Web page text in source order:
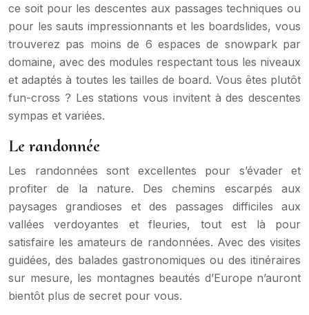
ce soit pour les descentes aux passages techniques ou
pour les sauts impressionnants et les boardslides, vous
trouverez pas moins de 6 espaces de snowpark par
domaine, avec des modules respectant tous les niveaux
et adaptés à toutes les tailles de board. Vous êtes plutôt
fun-cross ? Les stations vous invitent à des descentes
sympas et variées.
Le randonnée
Les randonnées sont excellentes pour s’évader et
profiter de la nature. Des chemins escarpés aux
paysages grandioses et des passages difficiles aux
vallées verdoyantes et fleuries, tout est là pour
satisfaire les amateurs de randonnées. Avec des visites
guidées, des balades gastronomiques ou des itinéraires
sur mesure, les montagnes beautés d’Europe n’auront
bientôt plus de secret pour vous.